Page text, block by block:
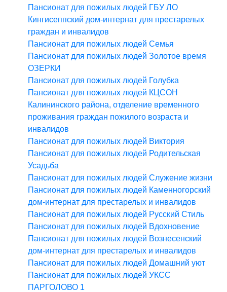
Пансионат для пожилых людей ГБУ ЛО
Кингисеппский дом-интернат для престарелых
граждан и инвалидов
Пансионат для пожилых людей Семья
Пансионат для пожилых людей Золотое время
ОЗЕРКИ
Пансионат для пожилых людей Голубка
Пансионат для пожилых людей КЦСОН
Калининского района, отделение временного
проживания граждан пожилого возраста и
инвалидов
Пансионат для пожилых людей Виктория
Пансионат для пожилых людей Родительская
Усадьба
Пансионат для пожилых людей Служение жизни
Пансионат для пожилых людей Каменногорский
дом-интернат для престарелых и инвалидов
Пансионат для пожилых людей Русский Стиль
Пансионат для пожилых людей Вдохновение
Пансионат для пожилых людей Вознесенский
дом-интернат для престарелых и инвалидов
Пансионат для пожилых людей Домашний уют
Пансионат для пожилых людей УКСС
ПАРГОЛОВО 1